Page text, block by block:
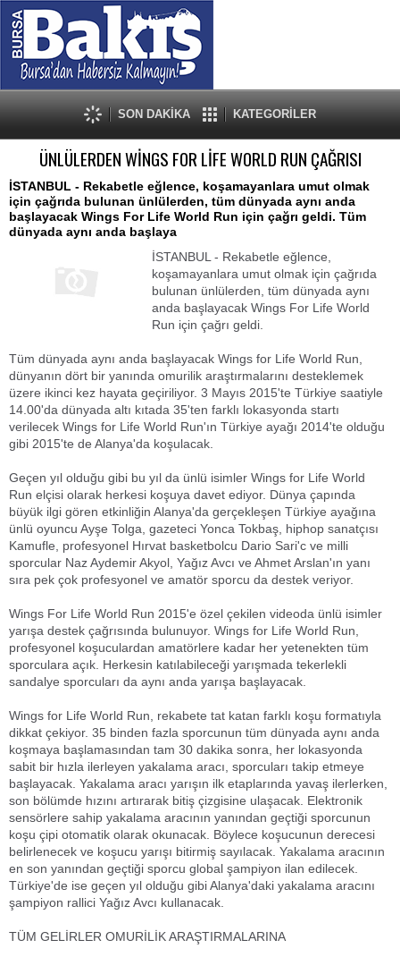
SON DAKİKA KATEGORİLER
ÜNLÜLERDEN WİNGS FOR LİFE WORLD RUN ÇAĞRISI
İSTANBUL - Rekabetle eğlence, koşamayanlara umut olmak
için çağrıda bulunan ünlülerden, tüm dünyada aynı anda
başlayacak Wings For Life World Run için çağrı geldi. Tüm
dünyada aynı anda başlaya
İSTANBUL - Rekabetle eğlence,
koşamayanlara umut olmak için çağrıda
bulunan ünlülerden, tüm dünyada aynı
anda başlayacak Wings For Life World
Run için çağrı geldi.
Tüm dünyada aynı anda başlayacak Wings for Life World Run,
dünyanın dört bir yanında omurilik araştırmalarını desteklemek
üzere ikinci kez hayata geçiriliyor. 3 Mayıs 2015'te Türkiye saatiyle
14.00'da dünyada altı kıtada 35'ten farklı lokasyonda startı
verilecek Wings for Life World Run'ın Türkiye ayağı 2014'te olduğu
gibi 2015'te de Alanya'da koşulacak.
Geçen yıl olduğu gibi bu yıl da ünlü isimler Wings for Life World
Run elçisi olarak herkesi koşuya davet ediyor. Dünya çapında
büyük ilgi gören etkinliğin Alanya'da gerçekleşen Türkiye ayağına
ünlü oyuncu Ayşe Tolga, gazeteci Yonca Tokbaş, hiphop sanatçısı
Kamufle, profesyonel Hırvat basketbolcu Dario Sari'c ve milli
sporcular Naz Aydemir Akyol, Yağız Avcı ve Ahmet Arslan'ın yanı
sıra pek çok profesyonel ve amatör sporcu da destek veriyor.
Wings For Life World Run 2015'e özel çekilen videoda ünlü isimler
yarışa destek çağrısında bulunuyor. Wings for Life World Run,
profesyonel koşuculardan amatörlere kadar her yetenekten tüm
sporculara açık. Herkesin katılabileceği yarışmada tekerlekli
sandalye sporcuları da aynı anda yarışa başlayacak.
Wings for Life World Run, rekabete tat katan farklı koşu formatıyla
dikkat çekiyor. 35 binden fazla sporcunun tüm dünyada aynı anda
koşmaya başlamasından tam 30 dakika sonra, her lokasyonda
sabit bir hızla ilerleyen yakalama aracı, sporcuları takip etmeye
başlayacak. Yakalama aracı yarışın ilk etaplarında yavaş ilerlerken,
son bölümde hızını artırarak bitiş çizgisine ulaşacak. Elektronik
sensörlere sahip yakalama aracının yanından geçtiği sporcunun
koşu çipi otomatik olarak okunacak. Böylece koşucunun derecesi
belirlenecek ve koşucu yarışı bitirmiş sayılacak. Yakalama aracının
en son yanından geçtiği sporcu global şampiyon ilan edilecek.
Türkiye'de ise geçen yıl olduğu gibi Alanya'daki yakalama aracını
şampiyon rallici Yağız Avcı kullanacak.
TÜM GELİRLER OMURİLİK ARAŞTIRMALARINA